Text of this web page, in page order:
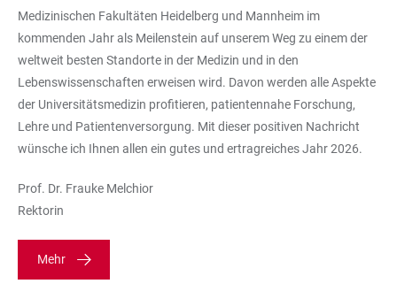
Medizinischen Fakultäten Heidelberg und Mannheim im
kommenden Jahr als Meilenstein auf unserem Weg zu einem der
weltweit besten Standorte in der Medizin und in den
Lebenswissenschaften erweisen wird. Davon werden alle Aspekte
der Universitätsmedizin profitieren, patientennahe Forschung,
Lehre und Patientenversorgung. Mit dieser positiven Nachricht
wünsche ich Ihnen allen ein gutes und ertragreiches Jahr 2026.
Prof. Dr. Frauke Melchior
Rektorin
Mehr